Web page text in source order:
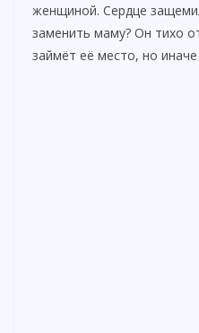
женщиной. Сердце
заменить маму? Он тихо
займёт её место, но